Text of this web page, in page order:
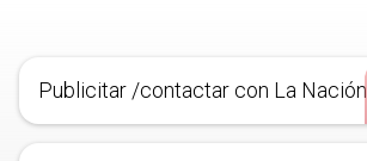
Publicitar /contactar con La Nación